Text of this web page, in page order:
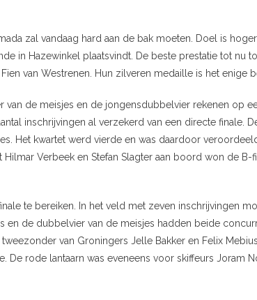
zal vandaag hard aan de bak moeten. Doel is
in Hazewinkel plaatsvindt. De beste prestatie tot nu
van Westrenen. Hun zilveren medaille is het enige
de meisjes en de jongensdubbelvier rekenen op
inschrijvingen al verzekerd van een directe finale.
Het kwartet werd vierde en was daardoor
Verbeek en Stefan Slagter aan boord won de B-
te bereiken. In het veld met zeven inschrijvingen
en de dubbelvier van de meisjes hadden beide
van Groningers Jelle Bakker en Felix
De rode lantaarn was eveneens voor skiffeurs Joram